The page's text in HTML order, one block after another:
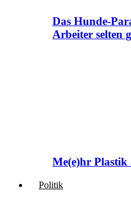
Das Hunde-
Arbeiter selten
Me(e)hr Plastik
Politik